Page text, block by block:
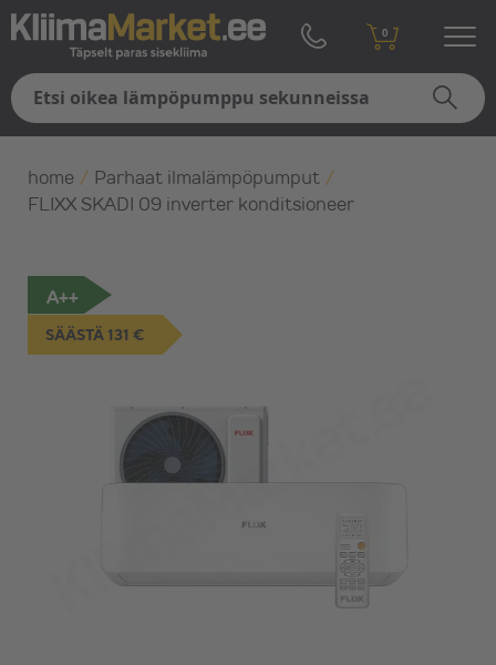
0
home / Parhaat ilmalämpöpumput /
FLIXX SKADI 09 inverter konditsioneer
A++
SÄÄSTÄ 131 €